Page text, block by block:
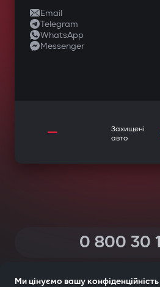
Email
Telegram
WhatsApp
Messenger
—
Захищені
авто
0 800 30
Ми цінуємо вашу конфіденційність